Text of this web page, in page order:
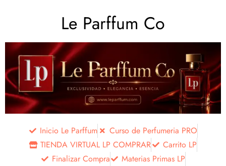
Le Parffum Co
Inicio Le Parffum
Curso de Perfumeria PRO
TIENDA VIRTUAL LP COMPRAR
Carrito LP
Finalizar Compra
Materias Primas LP